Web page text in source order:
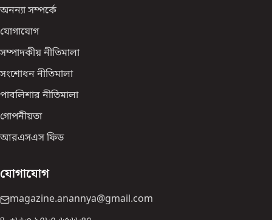
অনন্যা সম্পর্কে
যোগাযোগ
সম্পাদকীয় নীতিমালা
সংশোধন নীতিমালা
পাবলিশার নীতিমালা
গোপনীয়তা
আরএসএস ফিড
যোগাযোগ
magazine.anannya@gmail.com